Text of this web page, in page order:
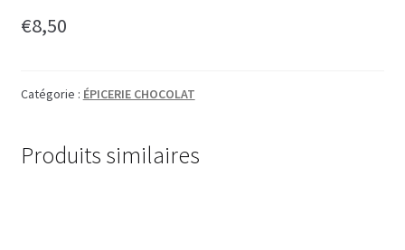
€8,50
Catégorie : ÉPICERIE CHOCOLAT
Produits similaires